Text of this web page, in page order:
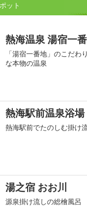
ット
熱海温泉 湯宿一
「湯宿一番地」のこだわ
な本物の温泉
熱海駅前温泉浴場
熱海駅前でたのしむ掛け
湯之宿 おお川
源泉掛け流しの総檜風呂